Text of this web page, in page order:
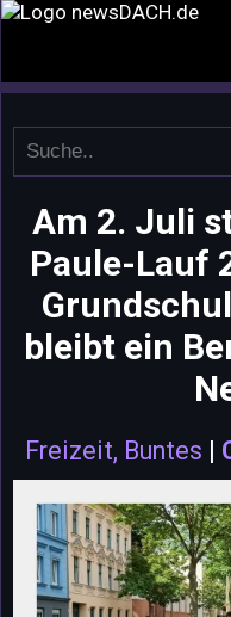
Am 2. Juli
Paule-Lauf
bleibt ein
Freizeit, Buntes |